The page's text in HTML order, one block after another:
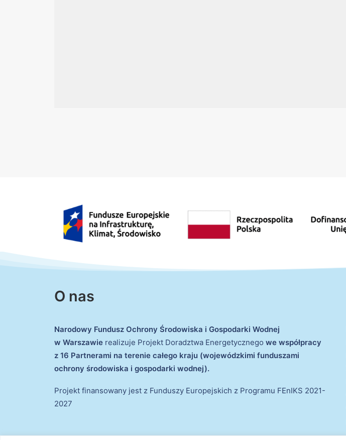
O nas
Narodowy Fundusz Ochrony Środowiska i Gospodarki Wodnej
w Warszawie realizuje Projekt Doradztwa Energetycznego we współpracy
z 16 Partnerami na terenie całego kraju (wojewódzkimi funduszami
ochrony środowiska i gospodarki wodnej).
Projekt finansowany jest z Funduszy Europejskich z Programu FEnIKS 2021-
2027